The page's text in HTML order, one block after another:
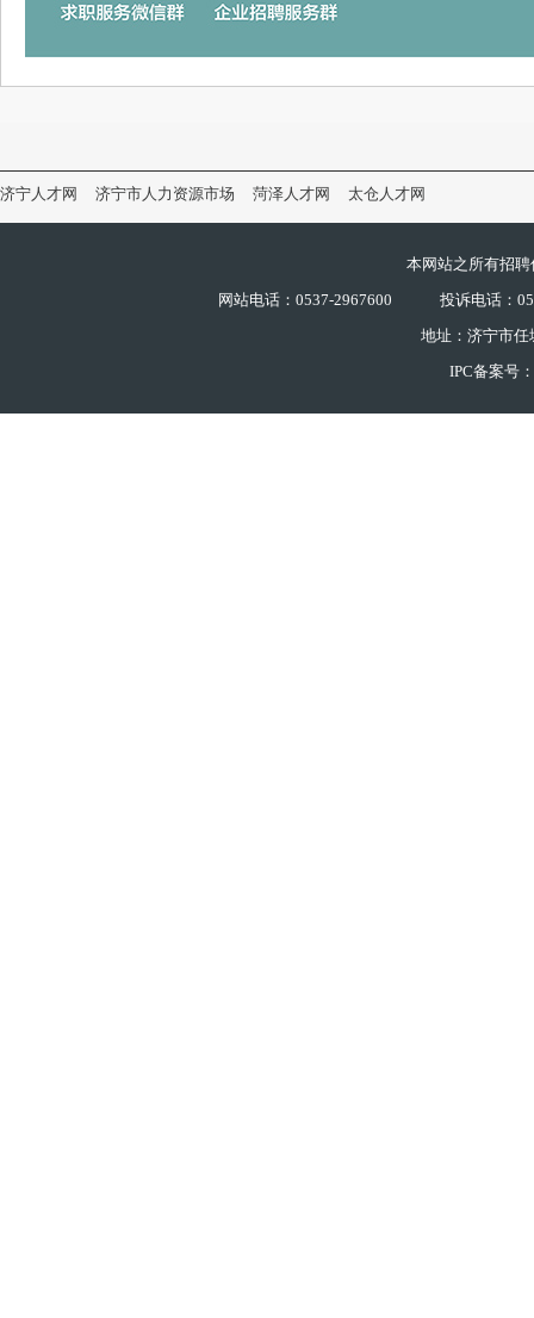
济宁人才网 济宁市人力资源市场 菏泽人才网 太仓人才网
本网站之所有招
网站电话：0537-2967600
投诉电话：
地址：济宁市任
IPC备案号